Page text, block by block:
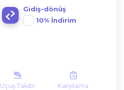
Gidiş-dönüş
10% İndirim
Uçuş Takibi Karşılama